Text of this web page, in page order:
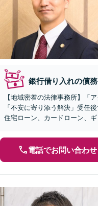
銀行借り入れの債
【地域密着の法律事務所】「
「不安に寄り添う解決」受任
住宅ローン、カードローン、
電話でお問い合わせ